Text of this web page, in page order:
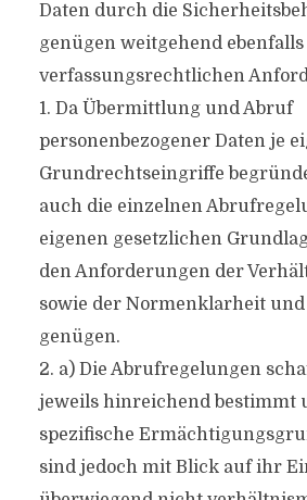
Daten durch die
genügen weitgehend
verfassungsrechtlichen
1. Da Übermittlung und Abruf
personenbezogener Daten je
Grundrechtseingriffe
auch die einzelnen
eigenen gesetzlichen
den Anforderungen der
sowie der Normenklarheit
genügen.
2. a) Die Abrufregelungen
jeweils hinreichend bestimmt
spezifische
sind jedoch mit Blick auf ihr